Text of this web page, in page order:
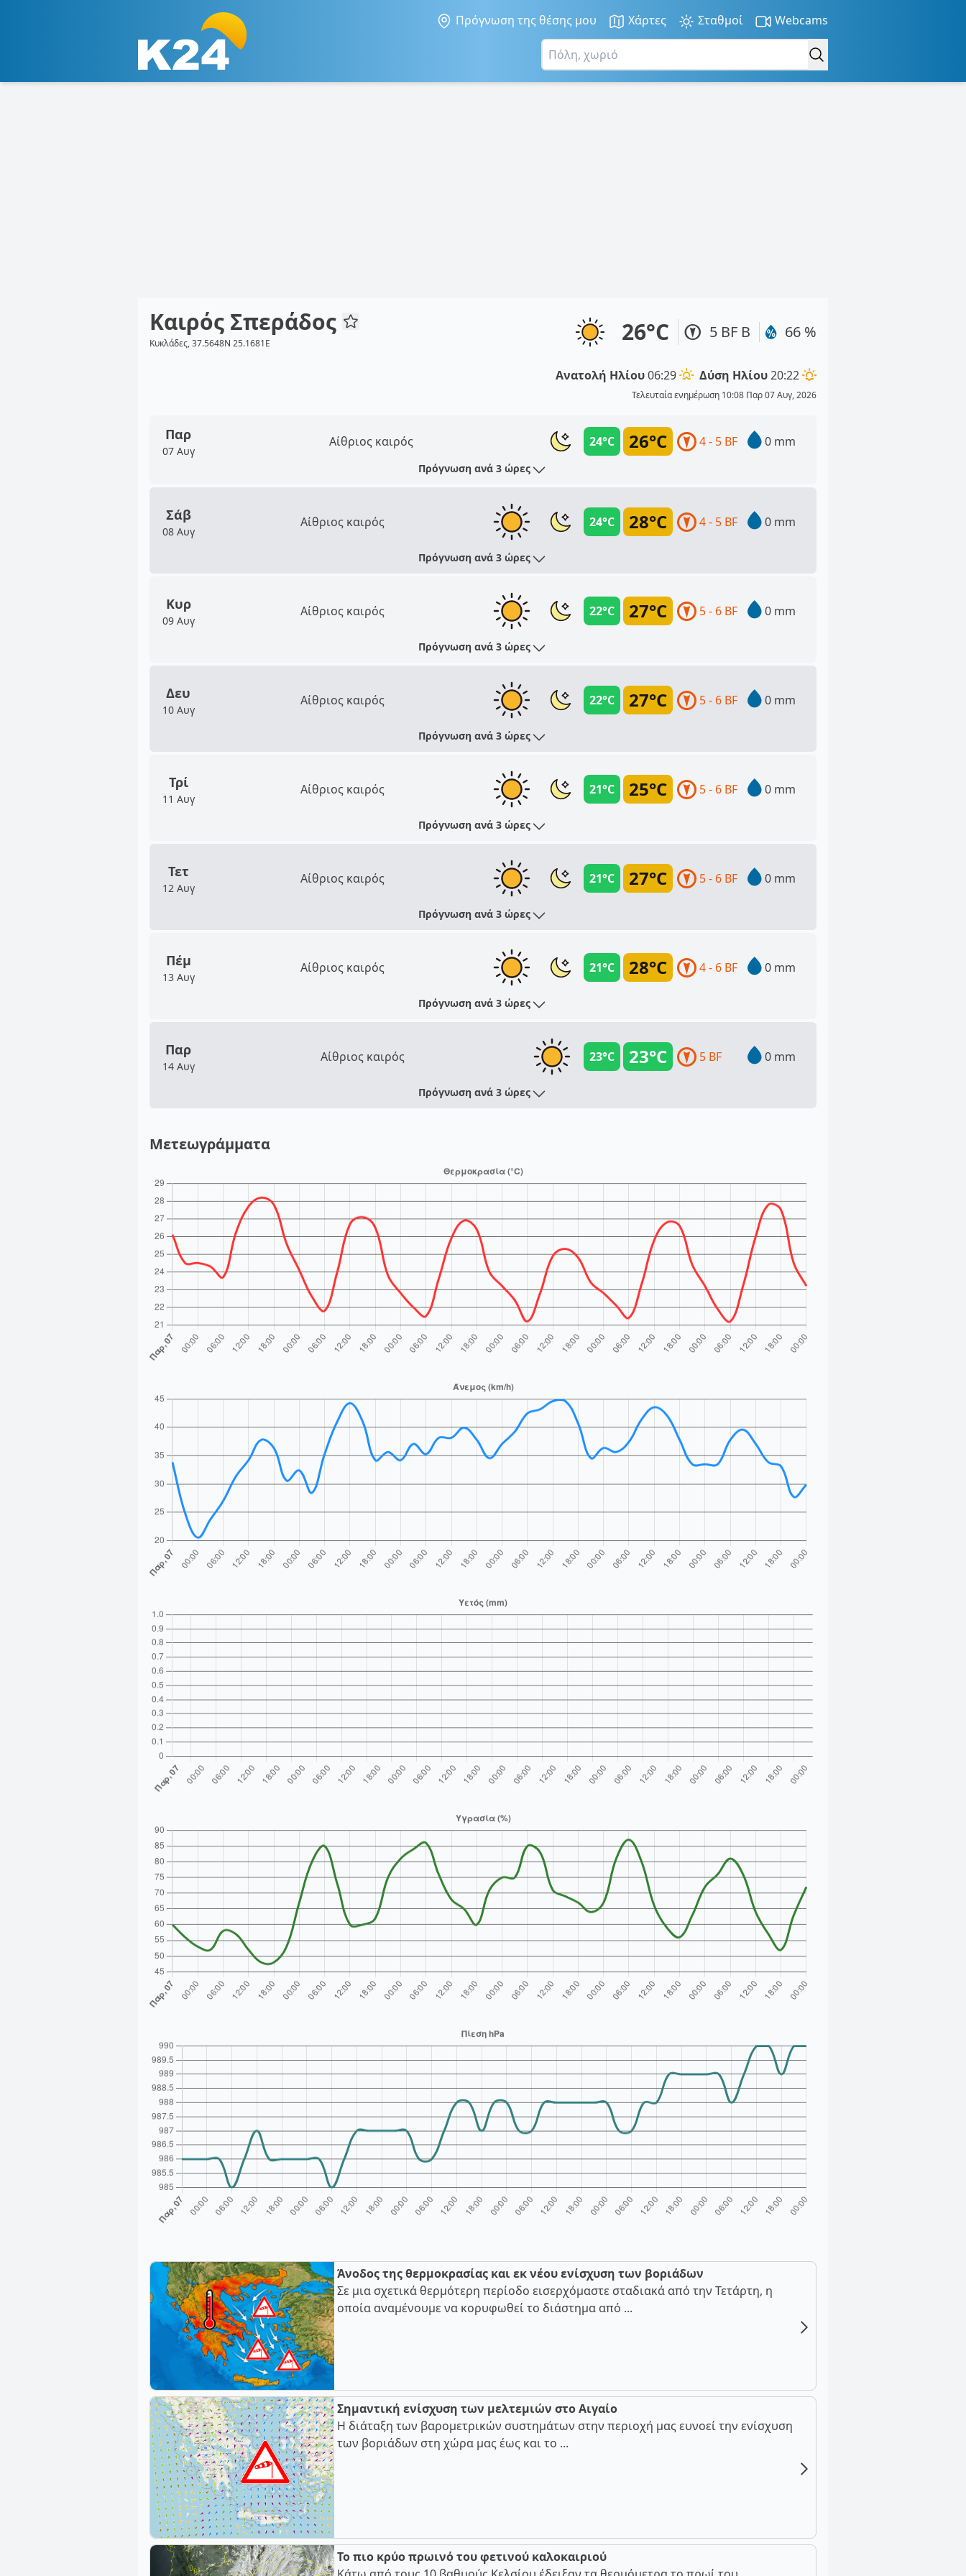
Πρόγνωση της θέσης μου Χάρτες Σταθμοί Webcams
Καιρός Σπεράδος
Κυκλάδες, 37.5648N 25.1681E 26°C 5 BF Β 66 %
Ανατολή Ηλίου06:29 Δύση Ηλίου20:22
Τελευταία ενημέρωση 10:08 Παρ 07 Αυγ, 2026
Παρ
07 Αυγ
Αίθριος καιρός 26°C
24°C 4 - 5 BF 0 mm
Πρόγνωση ανά 3 ώρες
Σάβ
08 Αυγ
Αίθριος καιρός 28°C
24°C 4 - 5 BF 0 mm
Πρόγνωση ανά 3 ώρες
Κυρ
09 Αυγ
Αίθριος καιρός 27°C
22°C 5 - 6 BF 0 mm
Πρόγνωση ανά 3 ώρες
Δευ
10 Αυγ
Αίθριος καιρός 27°C
22°C 5 - 6 BF 0 mm
Πρόγνωση ανά 3 ώρες
Τρί
11 Αυγ
Αίθριος καιρός 25°C
21°C 5 - 6 BF 0 mm
Πρόγνωση ανά 3 ώρες
Τετ
12 Αυγ
Αίθριος καιρός 27°C
21°C 5 - 6 BF 0 mm
Πρόγνωση ανά 3 ώρες
Πέμ
13 Αυγ
Αίθριος καιρός 28°C
21°C 4 - 6 BF 0 mm
Πρόγνωση ανά 3 ώρες
Παρ
14 Αυγ
Αίθριος καιρός 23°C
23°C 5 BF 0 mm
Πρόγνωση ανά 3 ώρες
Μετεωγράμματα
Άνοδος της θερμοκρασίας και εκ νέου ενίσχυση των βοριάδων
Σε μια σχετικά θερμότερη περίοδο εισερχόμαστε σταδιακά από την Τετάρτη, η
οποία αναμένουμε να κορυφωθεί το διάστημα από ...
Σημαντική ενίσχυση των μελτεμιών στο Αιγαίο
Η διάταξη των βαρομετρικών συστημάτων στην περιοχή μας ευνοεί την ενίσχυση
των βοριάδων στη χώρα μας έως και το ...
Το πιο κρύο πρωινό του φετινού καλοκαιριού